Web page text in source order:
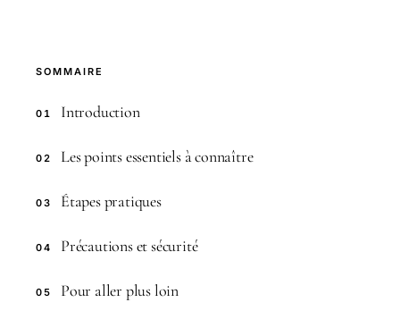
SOMMAIRE
01 Introduction
02 Les points essentiels à connaître
03 Étapes pratiques
04 Précautions et sécurité
05 Pour aller plus loin